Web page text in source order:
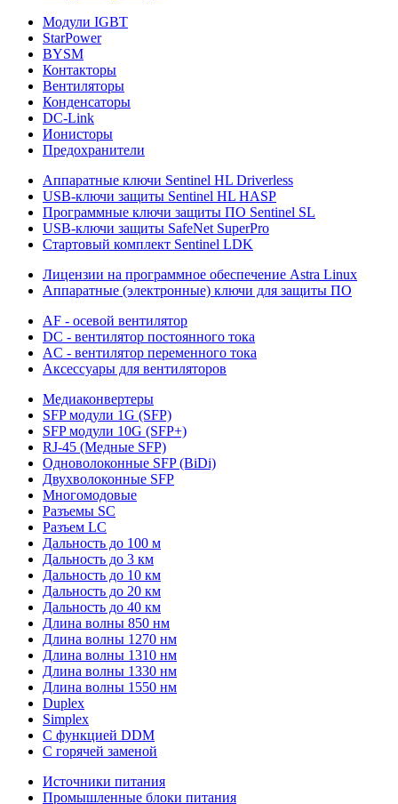
Модули IGBT
StarPower
BYSM
Контакторы
Вентиляторы
Конденсаторы
DC-Link
Ионисторы
Предохранители
Аппаратные ключи Sentinel HL Driverless
USB-ключи защиты Sentinel HL HASP
Программные ключи защиты ПО Sentinel SL
USB-ключи защиты SafeNet SuperPro
Стартовый комплект Sentinel LDK
Лицензии на программное обеспечение Astra Linux
Аппаратные (электронные) ключи для защиты ПО
AF - осевой вентилятор
DC - вентилятор постоянного тока
AC - вентилятор переменного тока
Аксессуары для вентиляторов
Медиаконвертеры
SFP модули 1G (SFP)
SFP модули 10G (SFP+)
RJ-45 (Медные SFP)
Одноволоконные SFP (BiDi)
Двухволоконные SFP
Многомодовые
Разъемы SC
Разъем LC
Дальность до 100 м
Дальность до 3 км
Дальность до 10 км
Дальность до 20 км
Дальность до 40 км
Длина волны 850 нм
Длина волны 1270 нм
Длина волны 1310 нм
Длина волны 1330 нм
Длина волны 1550 нм
Duplex
Simplex
С функцией DDM
С горячей заменой
Источники питания
Промышленные блоки питания